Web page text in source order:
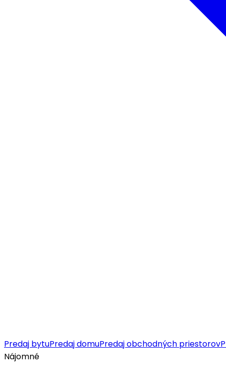
Predaj bytuPredaj domuPredaj obchodných priestorov
Nájomné